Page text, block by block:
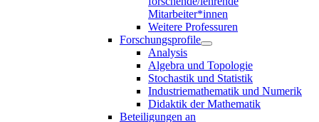
Mitarbeiter*innen
Weitere Professuren
Forschungsprofile
Analysis
Algebra und Topologie
Stochastik und Statistik
Industriemathematik und Numerik
Didaktik der Mathematik
Beteiligungen an